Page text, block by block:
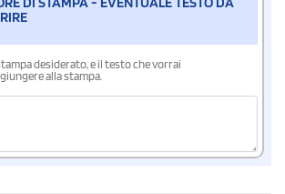
desiderato, e il testo che vorrai
alla stampa.